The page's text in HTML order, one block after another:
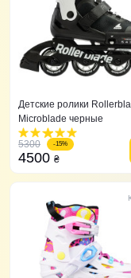
Детские ролики
Microblade черные
5300 -15%
4500 ₴